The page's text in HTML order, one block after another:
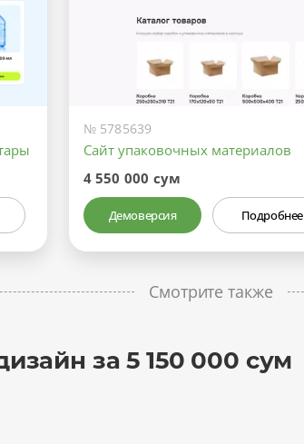
№ 5785639
Сайт упаковочных материалов
4 550 000 сум
Демоверсия Подробнее
Смотрите также
за 5 150 000 сум